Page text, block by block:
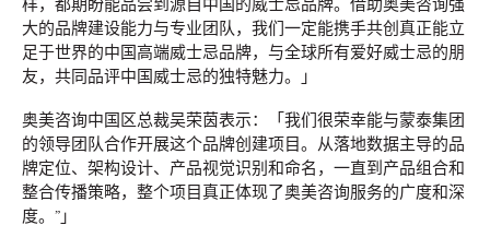
大的品牌建设能力与专业团队，我们一定能携手共创真正能立
足于世界的中国高端威士忌品牌，与全球所有爱好威士忌的朋
友，共同品评中国威士忌的独特魅力。」
奥美咨询中国区总裁吴荣茵表示：「我们很荣幸能与蒙泰集团
的领导团队合作开展这个品牌创建项目。从落地数据主导的品
牌定位、架构设计、产品视觉识别和命名，一直到产品组合和
整合传播策略，整个项目真正体现了奥美咨询服务的广度和深
度。”」
局
奥美中国 13/05/2026
奥美荣任长安汽车海外社交媒体传播与全球官方网站数字化运
营项目的战略伙伴。
More →